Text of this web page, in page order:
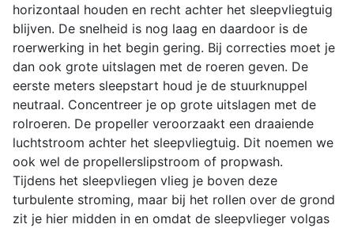
horizontaal houden en recht achter het sleepvliegtuig
blijven. De snelheid is nog laag en daardoor is de
roerwerking in het begin gering. Bij correcties moet je
dan ook grote uitslagen met de roeren geven. De
eerste meters sleepstart houd je de stuurknuppel
neutraal. Concentreer je op grote uitslagen met de
rolroeren. De propeller veroorzaakt een draaiende
luchtstroom achter het sleepvliegtuig. Dit noemen we
ook wel de propellerslipstroom of propwash.
Tijdens het sleepvliegen vlieg je boven deze
turbulente stroming, maar bij het rollen over de grond
zit je hier midden in en omdat de sleepvlieger volgas